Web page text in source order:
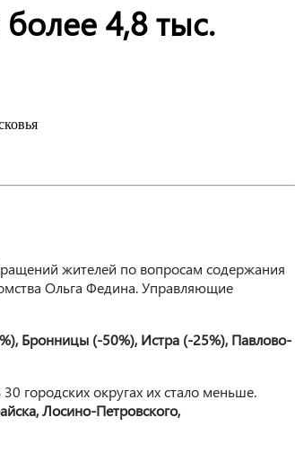
4,8 тыс.
жителей по вопросам содержания
Ольга Федина. Управляющие
Бронницы (-50%), Истра (-25%), Павлово-
городских округах их стало меньше.
Лосино-Петровского,